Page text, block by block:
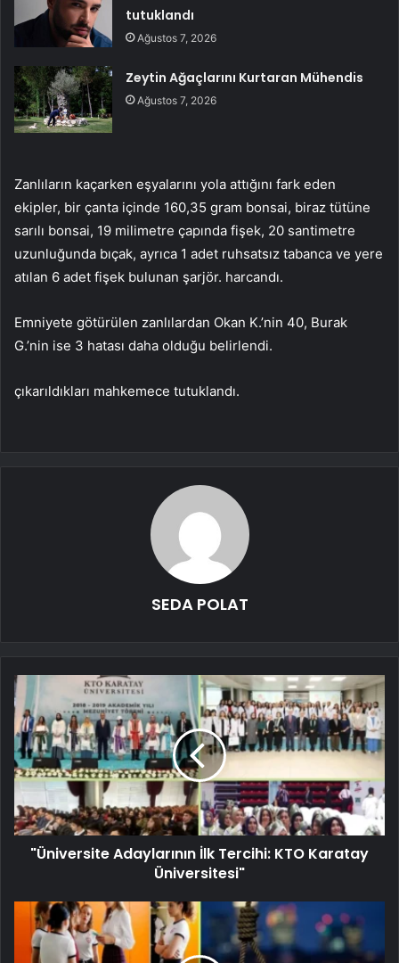
tutuklandı
Ağustos 7, 2026
Zeytin Ağaçlarını Kurtaran Mühendis
Ağustos 7, 2026
Zanlıların kaçarken eşyalarını yola attığını fark eden
ekipler, bir çanta içinde 160,35 gram bonsai, biraz tütüne
sarılı bonsai, 19 milimetre çapında fişek, 20 santimetre
uzunluğunda bıçak, ayrıca 1 adet ruhsatsız tabanca ve yere
atılan 6 adet fişek bulunan şarjör. harcandı.
Emniyete götürülen zanlılardan Okan K.’nin 40, Burak
G.’nin ise 3 hatası daha olduğu belirlendi.
çıkarıldıkları mahkemece tutuklandı.
SEDA POLAT
"Üniversite Adaylarının İlk Tercihi: KTO Karatay
Üniversitesi"